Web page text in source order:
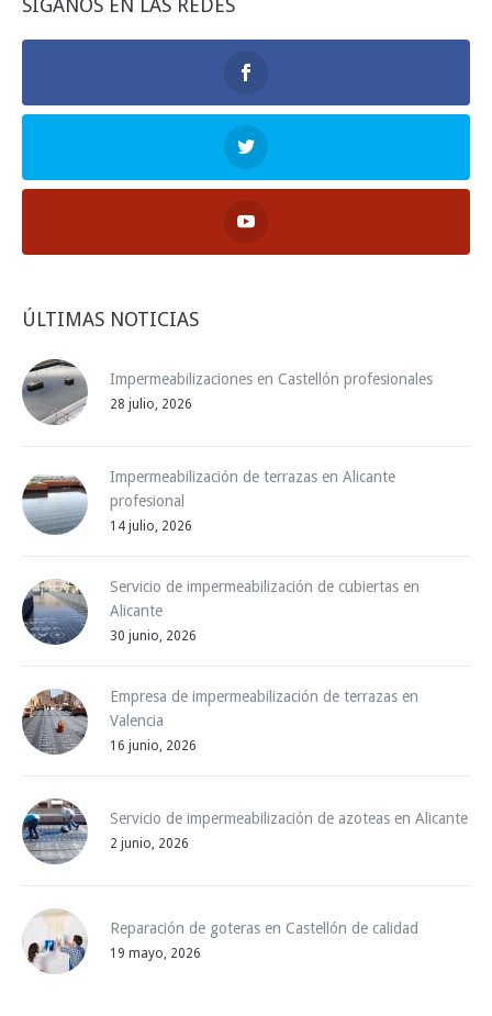
SÍGANOS EN LAS REDES
ÚLTIMAS NOTICIAS
Impermeabilizaciones en Castellón profesionales
28 julio, 2026
Impermeabilización de terrazas en Alicante
profesional
14 julio, 2026
Servicio de impermeabilización de cubiertas en
Alicante
30 junio, 2026
Empresa de impermeabilización de terrazas en
Valencia
16 junio, 2026
Servicio de impermeabilización de azoteas en Alicante
2 junio, 2026
Reparación de goteras en Castellón de calidad
19 mayo, 2026